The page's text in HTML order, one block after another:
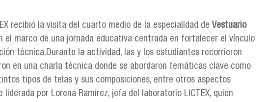
recibió la visita del cuarto medio de la especialidad de Vestuario
el marco de una jornada educativa centrada en fortalecer el vínculo
técnica.Durante la actividad, las y los estudiantes recorrieron
en una charla técnica donde se abordaron temáticas clave como
tipos de telas y sus composiciones, entre otros aspectos
por Lorena Ramírez, jefa del laboratorio LICTEX, quien